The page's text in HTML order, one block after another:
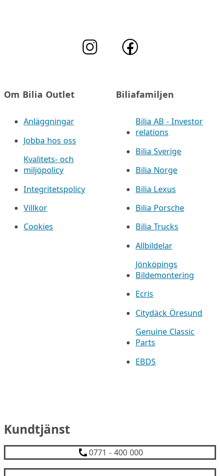
Om Bilia Outlet
Anläggningar
Jobba hos oss
Kvalitets- och
miljöpolicy
Integritetspolicy
Villkor
Cookies
Biliafamiljen
Bilia AB - Investor
relations
Bilia Sverige
Bilia Norge
Bilia Lexus
Bilia Porsche
Bilia Trucks
Allbildelar
Jönköpings
Bildemontering
Ecris
Citydäck Öresund
Genuine Classic
Parts
EBDS
Kundtjänst
0771 - 400 000